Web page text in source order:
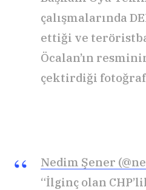
çalışmalarında
ettiği ve
Öcalan’ın
çektirdiği
Nedim Şener
“İlginç olan